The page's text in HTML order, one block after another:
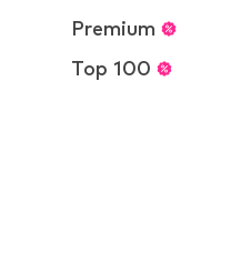
Premium
Top 100